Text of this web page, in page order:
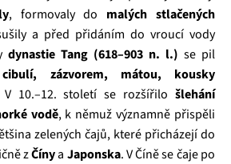
, formovaly do malých stlačených
a před přidáním do vroucí vody
dynastie Tang (618–903 n. l.) se pil
cibulí, zázvorem, mátou, kousky
10.–12. století se rozšířilo šlehání
vodě, k němuž významně přispěli
zelených čajů, které přicházejí do
zČínya Japonska. V Číně se čaje po